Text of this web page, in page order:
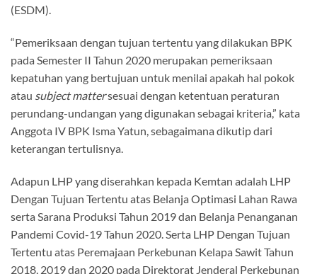
(ESDM).
“Pemeriksaan dengan tujuan tertentu yang dilakukan BPK
pada Semester II Tahun 2020 merupakan pemeriksaan
kepatuhan yang bertujuan untuk menilai apakah hal pokok
atau subject mattersesuai dengan ketentuan peraturan
perundang-undangan yang digunakan sebagai kriteria,” kata
Anggota IV BPK Isma Yatun, sebagaimana dikutip dari
keterangan tertulisnya.
Adapun LHP yang diserahkan kepada Kemtan adalah LHP
Dengan Tujuan Tertentu atas Belanja Optimasi Lahan Rawa
serta Sarana Produksi Tahun 2019 dan Belanja Penanganan
Pandemi Covid-19 Tahun 2020. Serta LHP Dengan Tujuan
Tertentu atas Peremajaan Perkebunan Kelapa Sawit Tahun
2018, 2019 dan 2020 pada Direktorat Jenderal Perkebunan